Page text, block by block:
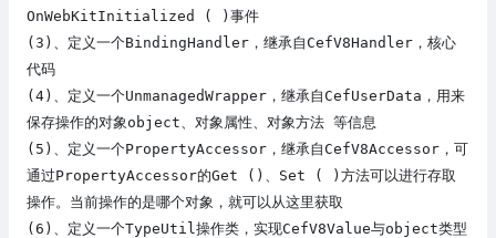
OnWebKitInitialized ( )事件
(3) 、 定义一个BindingHandler，继承自CefV8Handler ，核心
代码
(4) 、定义一个UnmanagedWrapper，继承自CefUserData，用来
保存操作的对象object、对象属性、对象方法 等信息
(5) 、定义一个PropertyAccessor，继承自CefV8Accessor，可
通过PropertyAccessor的Get ()、Set ( )方法可以进行存取
操作。当前操作的是哪个对象，就可以从这里获取
(6) 、定义一个TypeUtil操作类，实现CefV8Value与object类型